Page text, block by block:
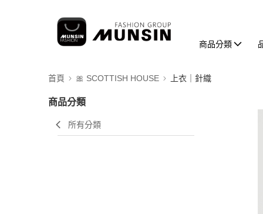
商品分類
首頁 🎀 SCOTTISH HOUSE 上衣｜針織
商品分類
所有分類